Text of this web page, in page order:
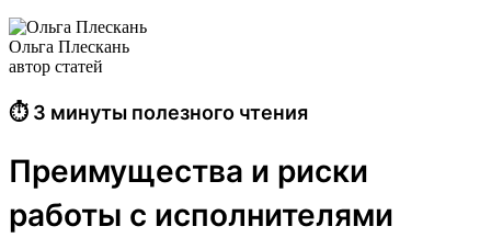
Ольга Плескань
автор статей
⏱ 3 минуты полезного чтения
Преимущества и риски
работы с исполнителями